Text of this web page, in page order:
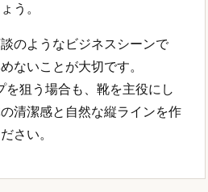
う。
のようなビジネスシーンで
ないことが大切です。
を狙う場合も、靴を主役にし
清潔感と自然な縦ラインを作
さい。